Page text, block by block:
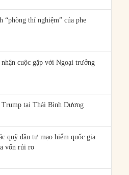
“phòng thí nghiệm” của phe
cuộc gặp với Ngoại trưởng
tại Thái Bình Dương
quỹ đầu tư mạo hiểm quốc gia
vốn rủi ro